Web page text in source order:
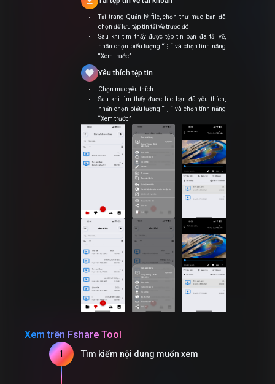
Tại trang Quản lý file, chọn thư mục bạn đã
chọn để lưu tệp tin tải về trước đó
Sau khi tìm thấy được tệp tin bạn đã tải về,
nhấn chọn biểu tượng “⋮“ và chọn tính năng
“Xem trước”
favorite Yêu thích tệp tin
Chọn mục yêu thích
Sau khi tìm thấy được file bạn đã yêu thích,
nhấn chọn biểu tượng “⋮“ và chọn tính năng
“Xem trước”
Xem trên Fshare Tool
1 Tìm kiếm nội dung muốn xem